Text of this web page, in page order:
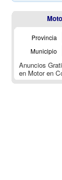
Provincia
Municipio
Anuncios
en Motor en